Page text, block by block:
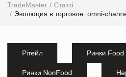
TradeMaster
Статті
Эволюция в торговле: omni-
Рітейл Ринки Food
Ринки NonFood